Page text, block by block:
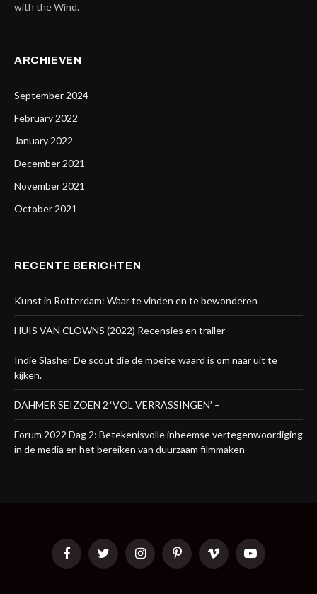
with the Wind.
ARCHIEVEN
September 2024
February 2022
January 2022
December 2021
November 2021
October 2021
RECENTE BERICHTEN
Kunst in Rotterdam: Waar te vinden en te bewonderen
HUIS VAN CLOWNS (2022) Recensies en trailer
Indie Slasher De scout die de moeite waard is om naar uit te
kijken.
DAHMER SEIZOEN 2 ‘VOL VERRASSINGEN’ –
Forum 2022 Dag 2: Betekenisvolle inheemse vertegenwoordiging
in de media en het bereiken van duurzaam filmmaken
FacebookTwitter InstagramPinterestVimeo YouTube